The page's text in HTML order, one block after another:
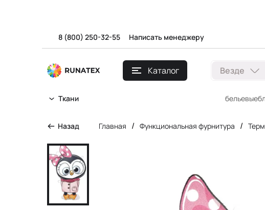
8 (800) 250-32-55 Написать менеджеру
Каталог Везде
Ткани бельевые
Назад Главная / Функциональная фурнитура /